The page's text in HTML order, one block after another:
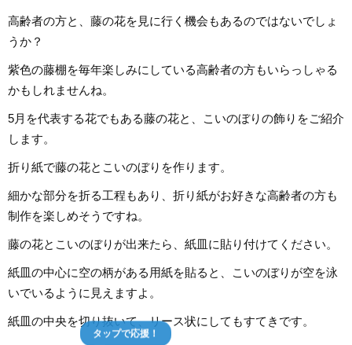
高齢者の方と、藤の花を見に行く機会もあるのではないでしょ
うか？
紫色の藤棚を毎年楽しみにしている高齢者の方もいらっしゃる
かもしれませんね。
5月を代表する花でもある藤の花と、こいのぼりの飾りをご紹介
します。
折り紙で藤の花とこいのぼりを作ります。
細かな部分を折る工程もあり、折り紙がお好きな高齢者の方も
制作を楽しめそうですね。
藤の花とこいのぼりが出来たら、紙皿に貼り付けてください。
紙皿の中心に空の柄がある用紙を貼ると、こいのぼりが空を泳
いでいるように見えますよ。
紙皿の中央を切り抜いて、リース状にしてもすてきです。
タップで応援！